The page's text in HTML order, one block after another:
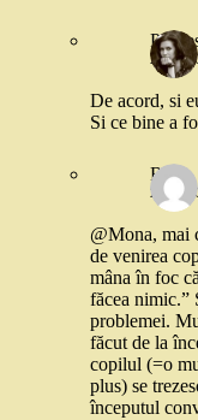
28
De acord, si
Si ce bine a
Rox
28
@Mona, mai
de venirea
mâna în foc
făcea nimic.”
problemei.
făcut de la
copilul (=o
plus) se
începutul